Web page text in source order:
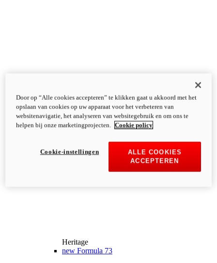
Heritage
new Formula 73
Door op “Alle cookies accepteren” te klikken gaat u akkoord met het
opslaan van cookies op uw apparaat voor het verbeteren van
websitenavigatie, het analyseren van websitegebruik en om ons te
helpen bij onze marketingprojecten.
Cookie policy
ALLE COOKIES
ACCEPTEREN
Cookie-instellingen